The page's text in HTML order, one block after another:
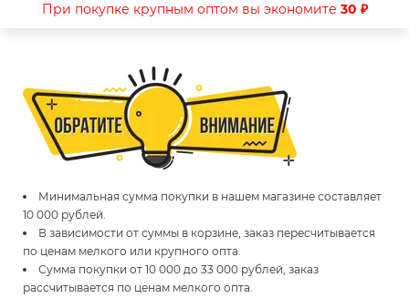
При покупке крупным оптом вы экономите 30 ₽
Минимальная сумма покупки в нашем магазине составляет
10 000 рублей.
В зависимости от суммы в корзине, заказ пересчитывается
по ценам мелкого или крупного опта.
Сумма покупки от 10 000 до 33 000 рублей, заказ
рассчитывается по ценам мелкого опта.